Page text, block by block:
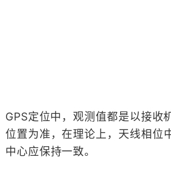
GPS定位中，观测值都是以接收
位置为准，在理论上，天线相位
中心应保持一致。